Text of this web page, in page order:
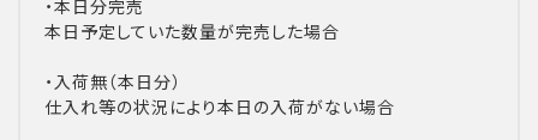
・本日分完売
本日予定していた数量が完売した場合
・入荷無（本日分）
仕入れ等の状況により本日の入荷がない場合